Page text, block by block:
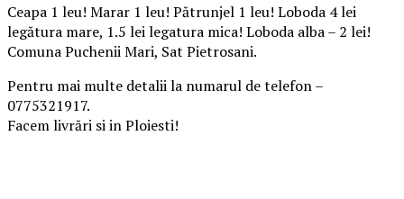
Ceapa 1 leu! Marar 1 leu! Pătrunjel 1 leu! Loboda 4 lei
legătura mare, 1.5 lei legatura mica! Loboda alba – 2 lei!
Comuna Puchenii Mari, Sat Pietrosani.
Pentru mai multe detalii la numarul de telefon –
0775321917.
Facem livrări si in Ploiesti!